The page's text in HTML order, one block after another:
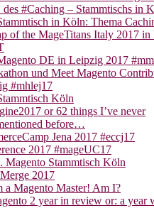
des #Caching – Stammtischs in
in Köln: Thema
of the MageTitans Italy 2017 in
DE in Leipzig 2017
und Meet Magento
#mhlej17
Köln
or 62 things I’ve never
before…
Jena 2017 #eccj17
2017 #mageUC17
Magento Stammtisch Köln
2017
Magento Master! Am I?
2 year in review or: a year